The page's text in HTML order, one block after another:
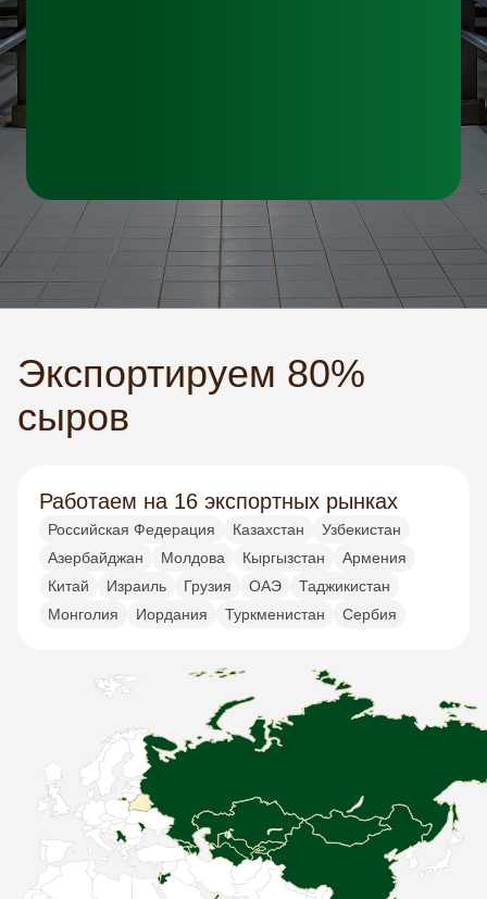
Экспортируем 80%
сыров
Работаем на 16 экспортных рынках
Российская Федерация Казахстан
Узбекистан
Азербайджан
Молдова Кыргызстан
Армения
Китай
Израиль Грузия ОАЭ
Таджикистан
Монголия
Иордания Туркменистан Сербия